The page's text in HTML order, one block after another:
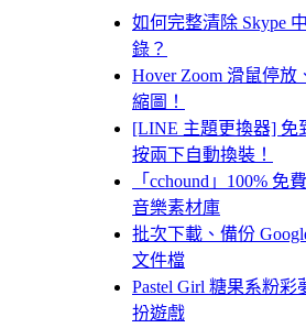
如何完整清除 Skype
錄？
Hover Zoom 滑鼠停放
縮圖！
[LINE 主題更換器] 免
按兩下自動換裝！
「cchound」100% 免
音樂素材庫
批次下載、備份
文件檔
Pastel Girl 糖果系粉彩
扮遊戲